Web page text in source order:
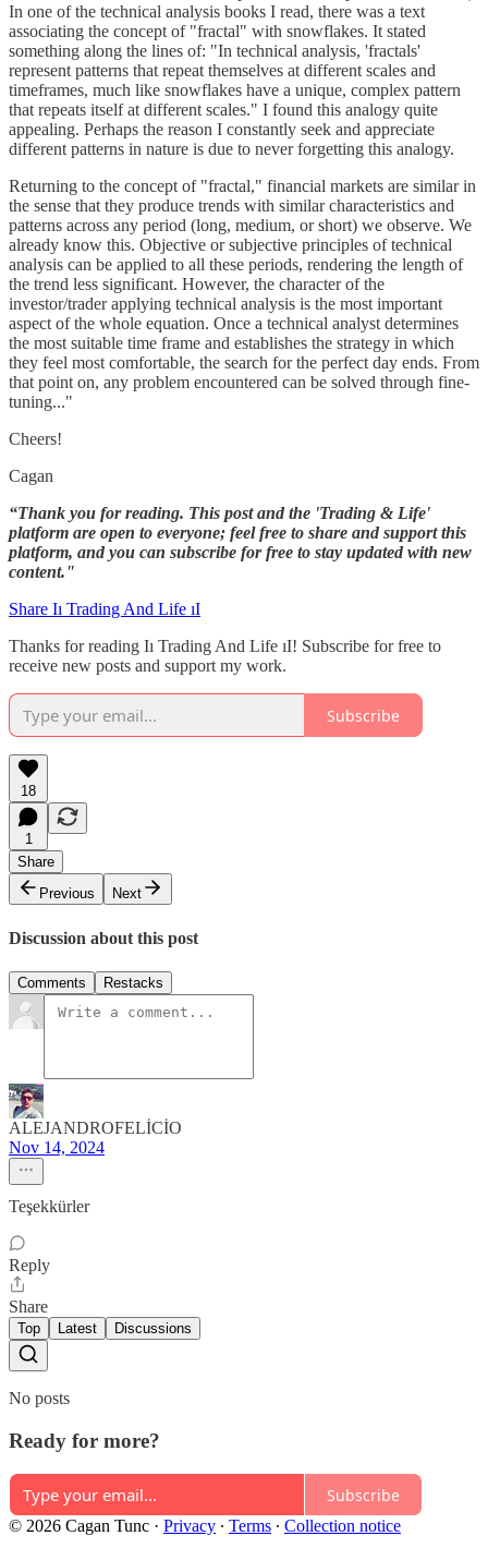
In one of the technical analysis books I read, there was a text
associating the concept of "fractal" with snowflakes. It stated
something along the lines of: "In technical analysis, 'fractals'
represent patterns that repeat themselves at different scales and
timeframes, much like snowflakes have a unique, complex pattern
that repeats itself at different scales." I found this analogy quite
appealing. Perhaps the reason I constantly seek and appreciate
different patterns in nature is due to never forgetting this analogy.
Returning to the concept of "fractal," financial markets are similar in
the sense that they produce trends with similar characteristics and
patterns across any period (long, medium, or short) we observe. We
already know this. Objective or subjective principles of technical
analysis can be applied to all these periods, rendering the length of
the trend less significant. However, the character of the
investor/trader applying technical analysis is the most important
aspect of the whole equation. Once a technical analyst determines
the most suitable time frame and establishes the strategy in which
they feel most comfortable, the search for the perfect day ends. From
that point on, any problem encountered can be solved through fine-
tuning..."
Cheers!
Cagan
“Thank you for reading. This post and the 'Trading & Life'
platform are open to everyone; feel free to share and support this
platform, and you can subscribe for free to stay updated with new
content."
Share Iı Trading And Life ıI
Thanks for reading Iı Trading And Life ıI! Subscribe for free to
receive new posts and support my work.
Subscribe
18
1
Share
Previous
Next
Discussion about this post
Comments Restacks
ALEJANDROFELİCİO
Nov 14, 2024
Teşekkürler
Reply
Share
Top Latest Discussions
No posts
Ready for more?
Subscribe
© 2026 Cagan Tunc · Privacy ∙ Terms ∙ Collection notice